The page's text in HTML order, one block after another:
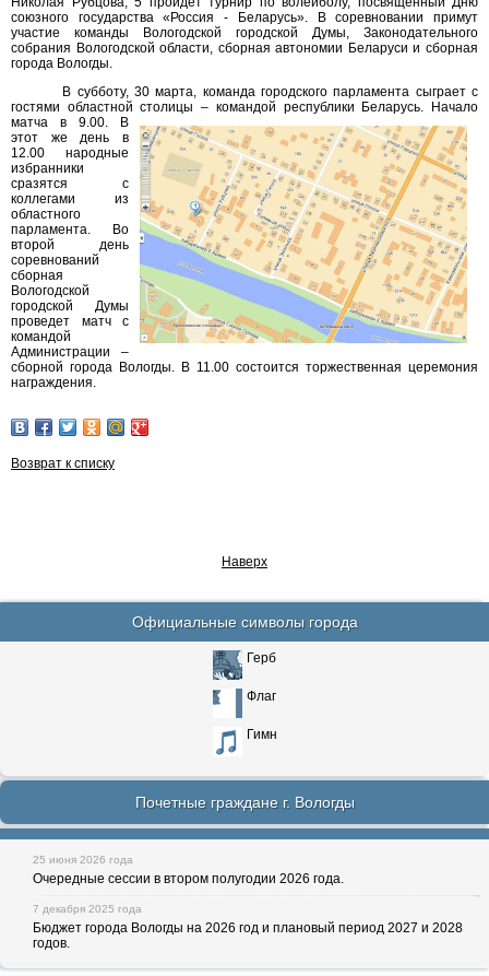
союзного государства «Россия - Беларусь». В соревновании примут
участие команды Вологодской городской Думы, Законодательного
собрания Вологодской области, сборная автономии Беларуси и сборная
города Вологды.
В субботу, 30 марта, команда городского парламента сыграет с
гостями областной столицы – командой республики Беларусь. Начало
матча в 9.00. В
этот же день в
12.00 народные
избранники
сразятся с
коллегами из
областного
парламента. Во
второй день
соревнований
сборная
Вологодской
городской Думы
проведет матч с
командой
Администрации –
сборной города Вологды. В 11.00 состоится торжественная церемония
награждения.
Возврат к списку
Наверх
Официальные символы города
Герб
Флаг
Гимн
Почетные граждане г. Вологды
25 июня 2026 года
Очередные сессии в втором полугодии 2026 года.
7 декабря 2025 года
Бюджет города Вологды на 2026 год и плановый период 2027 и 2028
годов.